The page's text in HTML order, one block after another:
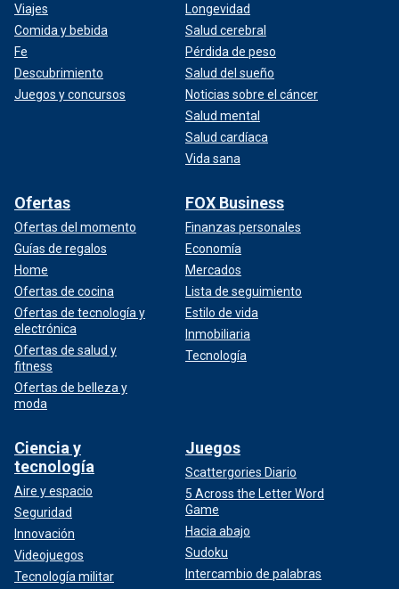
Viajes
Comida y bebida
Fe
Descubrimiento
Juegos y concursos
Longevidad
Salud cerebral
Pérdida de peso
Salud del sueño
Noticias sobre el cáncer
Salud mental
Salud cardíaca
Vida sana
Ofertas
Ofertas del momento
Guías de regalos
Home
Ofertas de cocina
Ofertas de tecnología y
electrónica
Ofertas de salud y
fitness
Ofertas de belleza y
moda
FOX Business
Finanzas personales
Economía
Mercados
Lista de seguimiento
Estilo de vida
Inmobiliaria
Tecnología
Ciencia y
tecnología
Aire y espacio
Seguridad
Innovación
Videojuegos
Tecnología militar
Juegos
Scattergories Diario
5 Across the Letter Word
Game
Hacia abajo
Sudoku
Intercambio de palabras